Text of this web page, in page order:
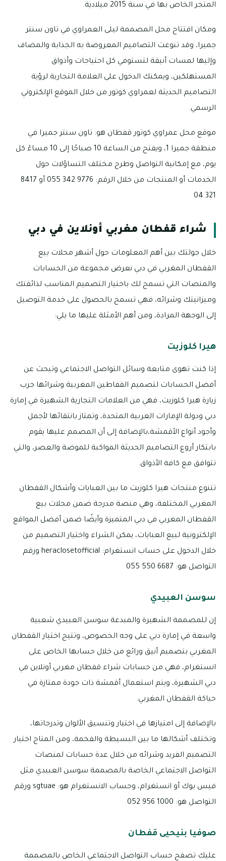
المتجر الخاص بها في سنة 2015 ميلادية.
ومكان افتتاح محل المصممة ليلى العمراوي في تاون سنتر
جميرا، وقد تنوعت التصاميم المعروضة به الجذابة والمضاف
وإليها لمسات أنيقة لتستوفي كل احتياجات وأذواق
المستهلكين، ويمكنك الدخول على العلامة التجارية لرؤية
التصاميم الحديثة لعمراوي كوتور من خلال الموقع الإلكتروني
الرسمي.
موقع محل عمراوي كوتور قفطان هو: تاون سنتر جميرا في
منطقة جميرا 1، ويفتح من الساعة 10 صباحًا إلى 10 مساءً كل
يوم، مع إمكانية التواصل وطرح مختلف التساؤلات حول
الخدمات أو المنتجات من خلال الرقم: 9776 342 055 أو 8417
321 04
شراء قفطان مغربي أونلاين في دبي
خلال جولتك بين أهم المعلومات حول أشهر محلات بيع
القفطان المغربي في دبي نعرض مجموعة من الحسابات
والمنصات التي تسمح لك باختيار التصميم المناسب لذائقتك
وميزانيتك وشرائه، فهي تسمح بالحصول على خدمة التوصيل
إلى الوجهة المرادة، ومن أهم الأمثلة عليها ما يلي:
هيرا كلوزيت
إذا كنت تهوى متابعة وسائل التواصل الاجتماعي وتبحث عن
أفضل الحسابات لتصميم القفاطين المغربية وشرائها جرب
زيارة هيرا كلوزيت، فهي من العلامات التجارية الشهيرة في إمارة
دبي ودولة الإمارات العربية المتحدة، وتمتاز بانتقائها لأجمل
وأجود أنواع الأقمشة،بالإضافة إلى أن المصمم عليها يقوم
بابتكار أروع التصاميم الحديثة المواكبة للموضة والعصر، والتي
تتوافق مع كافة الأذواق.
تتنوع منتجات هيرا كلوزيت ما بين العبايات وأشكال القفطان
المغربي المختلفة، وهي منصة مدرجة ضمن محلات بيع
القفطان المغربي في دبي المتميزة وأيضًا ضمن أفضل المواقع
الإلكترونية لبيع العبايات، يمكن الشراء واختيار التصميم من
خلال الدخول على حساب انستغرام: heraclosetofficial ورقم
التواصل هو: 6687 550 055
سوسن العبيدي
إن للمصممة الشهيرة والمبدعة سوسن العبيدي شعبية
واسعة في إمارة دبي على وجه الخصوص، وتتيح اختيار القفطان
المغربي بتصميم أنيق ورائع من خلال حسابها الخاص على
انستغرام، فهي من حسابات شراء قفطان مغربي أونلاين في
دبي الشهيرة، ويتم استعمال أقمشة ذات جودة ممتازة في
حياكة القفطان المغربي.
بالإضافة إلى امتيازها في اختيار وتنسيق الألوان وتدرجاتها،
وتختلف أشكالها ما بين البسيطة والفخمة، ومن المتاح اختيار
التصميم الفريد وشرائه من خلال عدة حسابات لمنصات
التواصل الاجتماعي الخاصة بالمصممة سوسن العبيدي مثل
فيس بوك أو انستغرام، وحساب الانستغرام هو: sgtuae ورقم
التواصل هو: 1000 956 052
صوفيا بنيحيى قفطان
عليك تصفح حساب التواصل الاجتماعي الخاص بالمصممة